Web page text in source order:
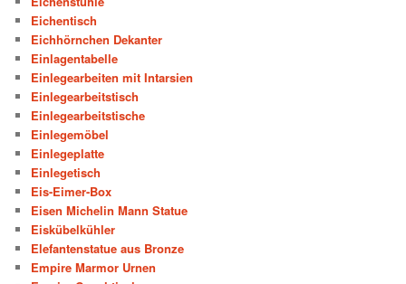
Eichentisch
Eichhörnchen Dekanter
Einlagentabelle
Einlegearbeiten mit Intarsien
Einlegearbeitstisch
Einlegearbeitstische
Einlegemöbel
Einlegeplatte
Einlegetisch
Eis-Eimer-Box
Eisen Michelin Mann Statue
Eiskübelkühler
Elefantenstatue aus Bronze
Empire Marmor Urnen